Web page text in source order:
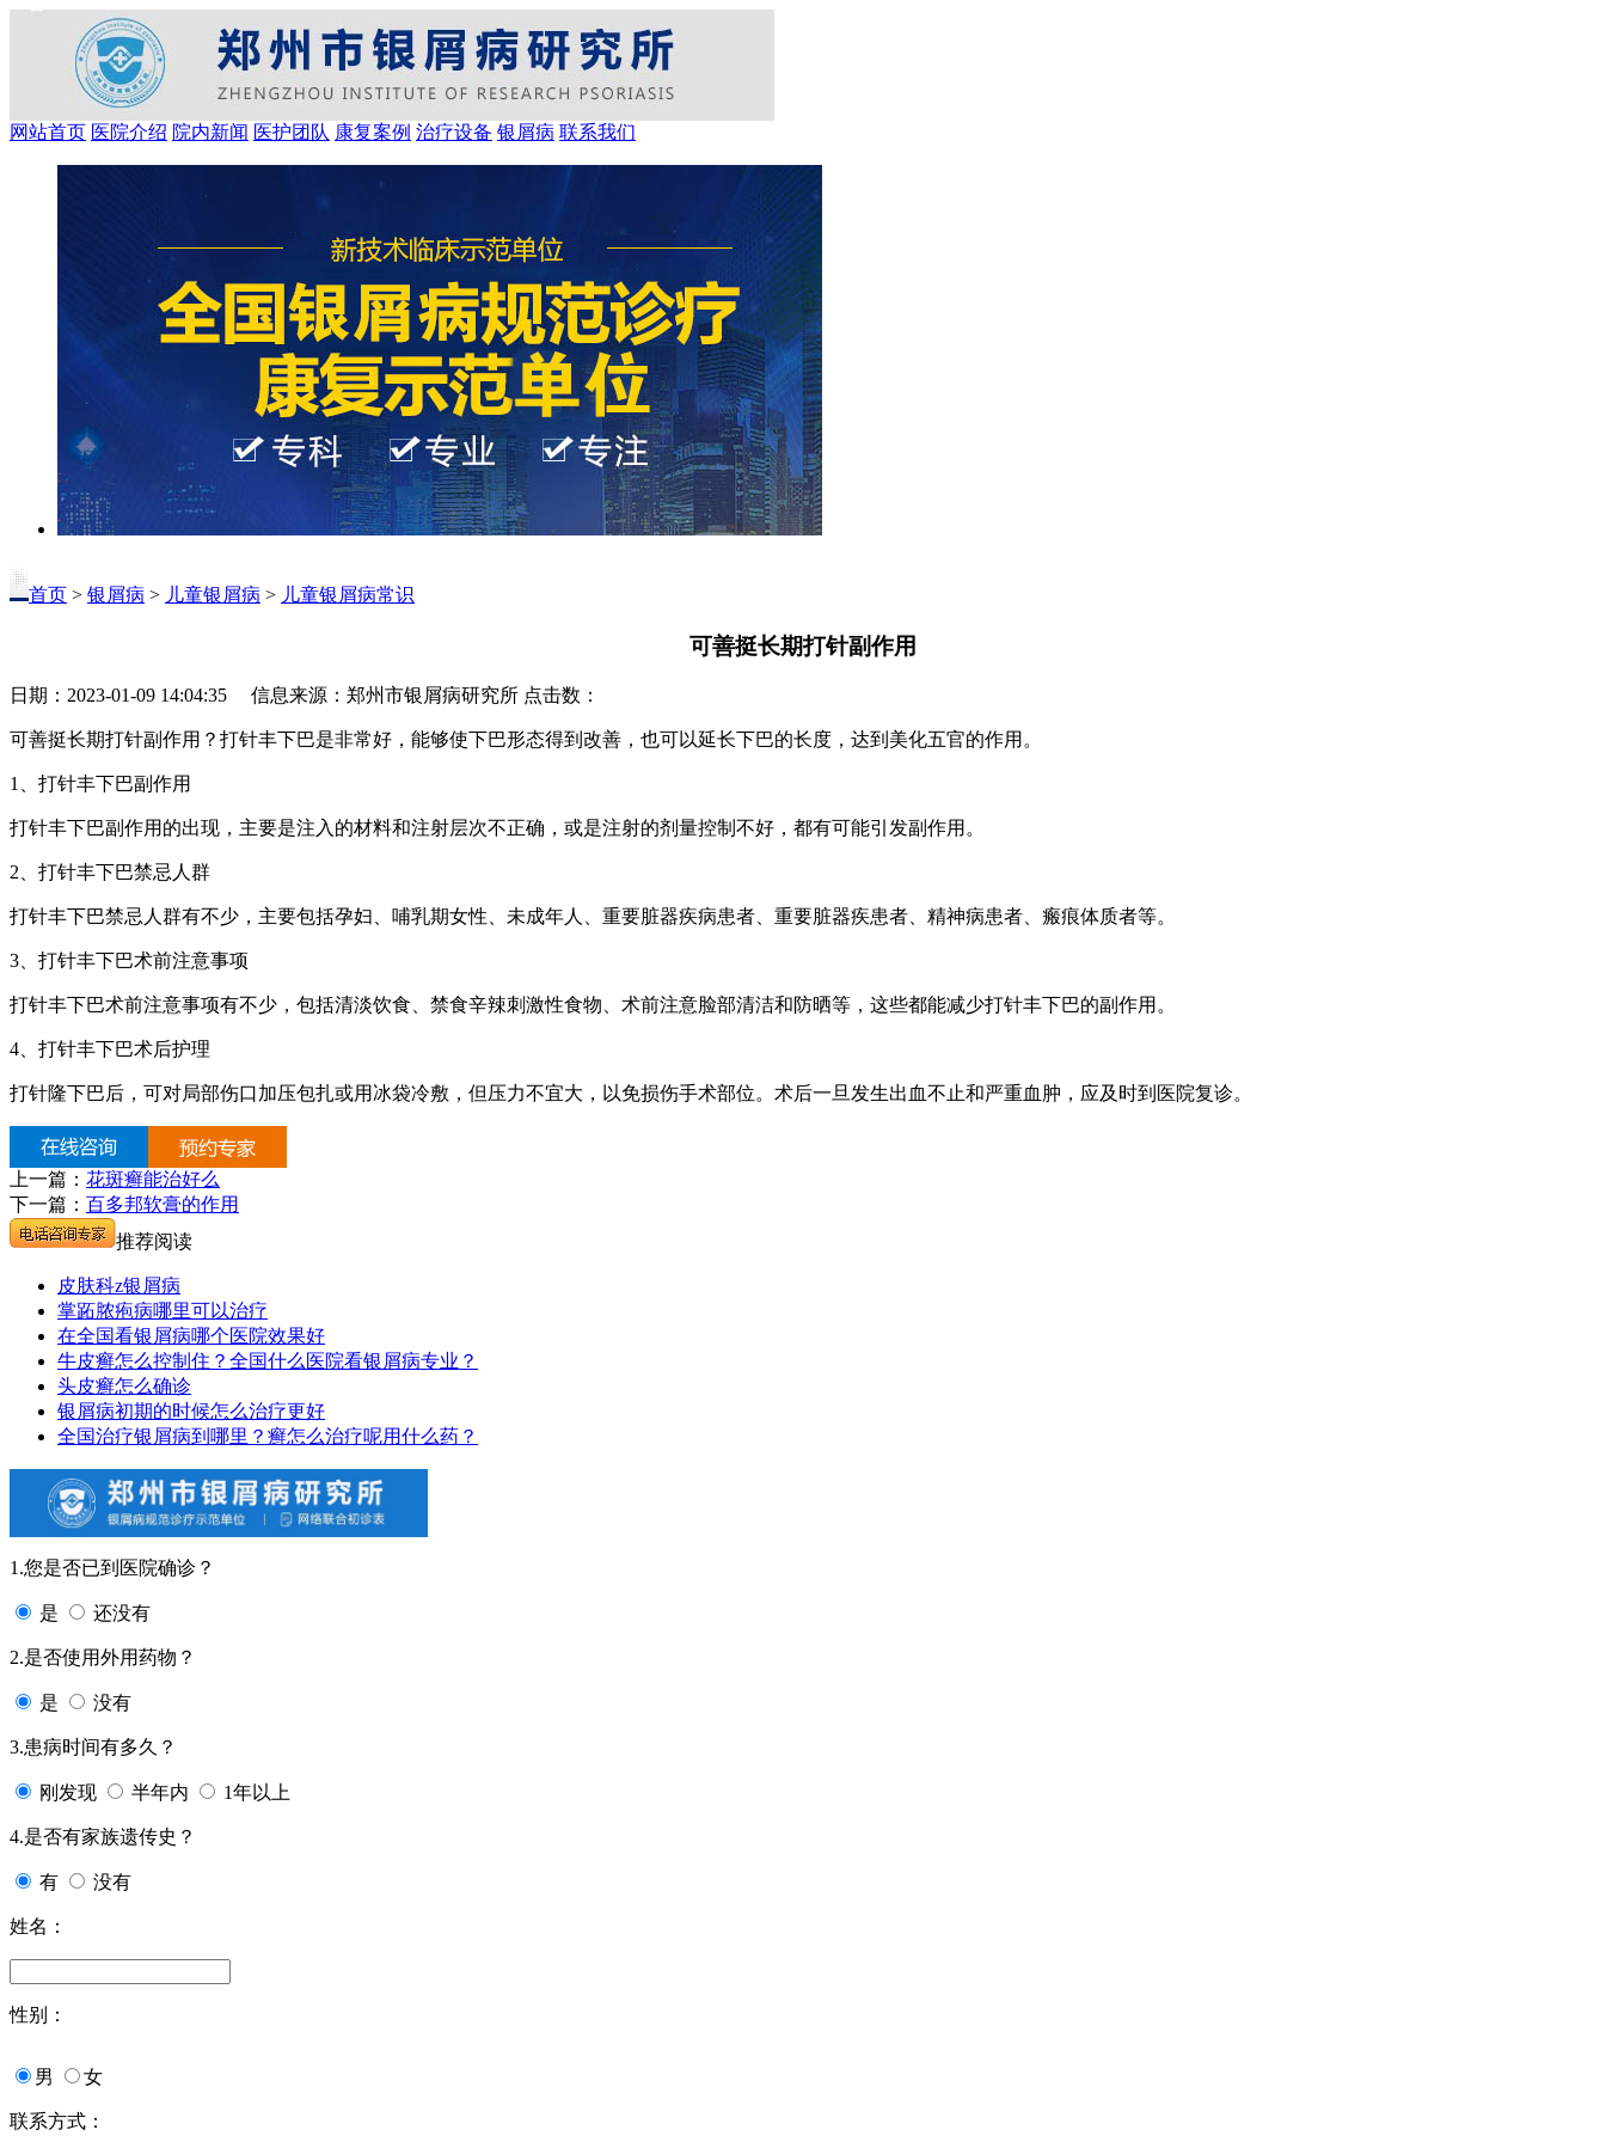
网站首页 医院介绍 院内新闻 医护团队 康复案例 治疗设备 银屑病 联系我们
首页 > 银屑病 > 儿童银屑病 > 儿童银屑病常识
可善挺长期打针副作用
日期：2023-01-09 14:04:35 信息来源：郑州市银屑病研究所 点击数：
可善挺长期打针副作用？打针丰下巴是非常好，能够使下巴形态得到改善，也可以延长下巴的长度，达到美化五官的作用。
1、打针丰下巴副作用
打针丰下巴副作用的出现，主要是注入的材料和注射层次不正确，或是注射的剂量控制不好，都有可能引发副作用。
2、打针丰下巴禁忌人群
打针丰下巴禁忌人群有不少，主要包括孕妇、哺乳期女性、未成年人、重要脏器疾病患者、重要脏器疾患者、精神病患者、瘢痕体质者等。
3、打针丰下巴术前注意事项
打针丰下巴术前注意事项有不少，包括清淡饮食、禁食辛辣刺激性食物、术前注意脸部清洁和防晒等，这些都能减少打针丰下巴的副作用。
4、打针丰下巴术后护理
打针隆下巴后，可对局部伤口加压包扎或用冰袋冷敷，但压力不宜大，以免损伤手术部位。术后一旦发生出血不止和严重血肿，应及时到医院复诊。
上一篇： 花斑癣能治好么
下一篇： 百多邦软膏的作用
推荐阅读
皮肤科z银屑病
掌跖脓疱病哪里可以治疗
在全国看银屑病哪个医院效果好
牛皮癣怎么控制住？全国什么医院看银屑病专业？
头皮癣怎么确诊
银屑病初期的时候怎么治疗更好
全国治疗银屑病到哪里？癣怎么治疗呢用什么药？
1.您是否已到医院确诊？
是 还没有
2.是否使用外用药物？
是 没有
3.患病时间有多久？
刚发现 半年内 1年以上
4.是否有家族遗传史？
有 没有
姓名：
性别：
男 女
联系方式：